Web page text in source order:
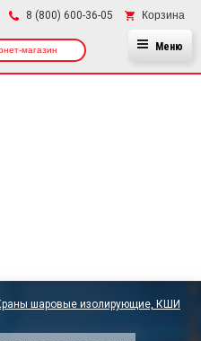
8 (800) 600-36-05 Корзина
магазин Меню
шаровые изолирующие, КШИ
×